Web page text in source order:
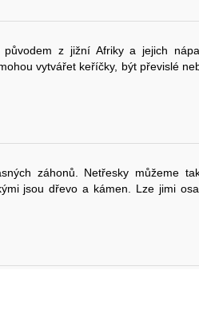
původem z jižní Afriky a jejich
vytvářet keříčky, být převislé
záhonů. Netřesky můžeme
jsou dřevo a kámen. Lze jimi